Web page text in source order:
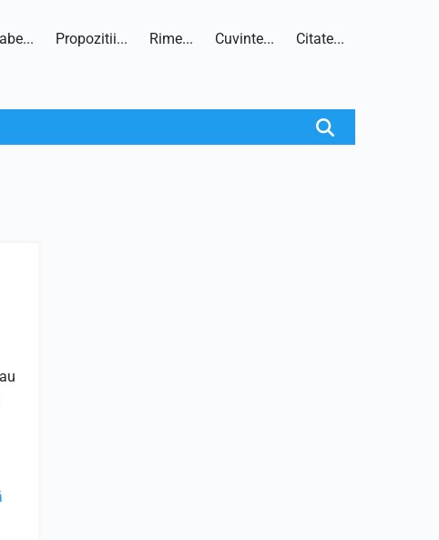
Propozitii... Rime... Cuvinte... Citate...